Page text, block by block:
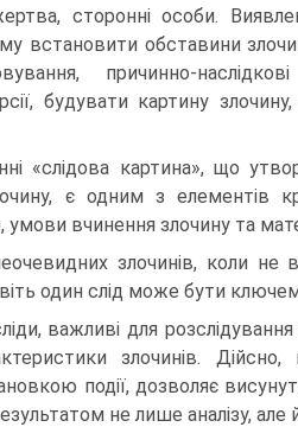
сторонні особи.
встановити обставини
причинно-наслідкові
будувати картину
«слідова картина», що
є одним з елементів
вчинення злочину та
злочинів, коли не
один слід може бути
важливі для
злочинів.
події, дозволяє
не лише аналізу, але